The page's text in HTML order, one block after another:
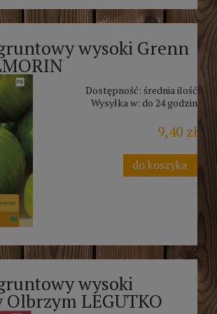
wysoki Grenn
Dostępność: średnia ilość
Wysyłka w: do 24 godzin
9,40 zł
do koszyka
wysoki
LEGUTKO